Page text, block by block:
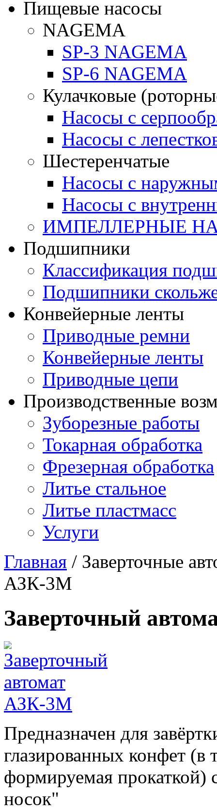
Пищевые насосы
NAGEMA
SP-3 NAGEMA
SP-6 NAGEMA
Кулачковые
Насосы с
Насосы с
Шестеренчатые
Насосы с
Насосы с
ИМПЕЛЛЕРНЫЕ
Подшипники
Классификация
Подшипники
Конвейерные ленты
Приводные ремни
Конвейерные ленты
Приводные цепи
Производственные
Зуборезные работы
Токарная обработка
Фрезерная обработка
Литье стальное
Литье пластмасс
Услуги
Главная / Заверточные
АЗК-3М
Заверточный
Предназначен для
глазированных конфет (в
формируемая прокаткой)
носок"